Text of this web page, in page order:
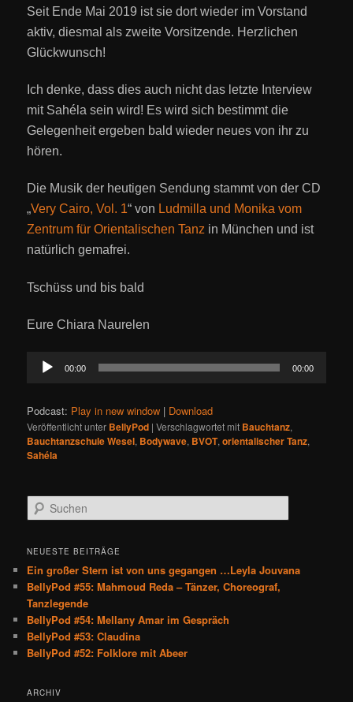
Seit Ende Mai 2019 ist sie dort wieder im Vorstand
aktiv, diesmal als zweite Vorsitzende. Herzlichen
Glückwunsch!
Ich denke, dass dies auch nicht das letzte Interview
mit Sahéla sein wird! Es wird sich bestimmt die
Gelegenheit ergeben bald wieder neues von ihr zu
hören.
Die Musik der heutigen Sendung stammt von der CD
„Very Cairo, Vol. 1“ von Ludmilla und Monika vom
Zentrum für Orientalischen Tanz in München und ist
natürlich gemafrei.
Tschüss und bis bald
Eure Chiara Naurelen
Audio-
Player
00:00 00:00
Podcast: Play in new window | Download
Veröffentlicht unter BellyPod |Verschlagwortet mit Bauchtanz,
Bauchtanzschule Wesel, Bodywave, BVOT,orientalischer Tanz,
Sahéla
u
h
n
NEUESTE BEITRÄGE
Ein großer Stern ist von uns gegangen …Leyla Jouvana
BellyPod #55: Mahmoud Reda – Tänzer, Choreograf,
Tanzlegende
BellyPod #54: Mellany Amar im Gespräch
BellyPod #53: Claudina
BellyPod #52: Folklore mit Abeer
ARCHIV